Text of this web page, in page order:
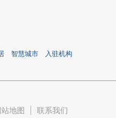
智慧城市 入驻机构
地图 联系我们